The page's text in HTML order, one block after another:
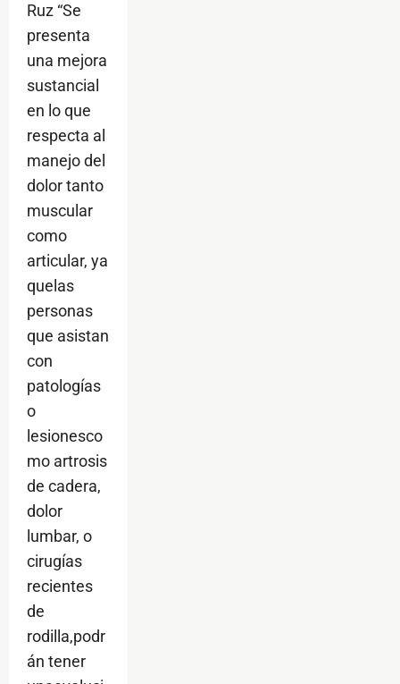
Ruz “Se
presenta
una mejora
sustancial
en lo que
respecta al
manejo del
dolor tanto
muscular
como
articular, ya
quelas
personas
que asistan
con
patologías
o
lesionesco
mo artrosis
de cadera,
dolor
lumbar, o
cirugías
recientes
de
rodilla,podr
án tener